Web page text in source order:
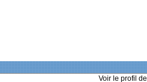
Voir le profil de